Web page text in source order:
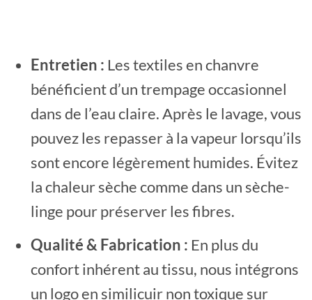
Entretien : Les textiles en chanvre
bénéficient d’un trempage occasionnel
dans de l’eau claire. Après le lavage, vous
pouvez les repasser à la vapeur lorsqu’ils
sont encore légèrement humides. Évitez
la chaleur sèche comme dans un sèche-
linge pour préserver les fibres.
Qualité & Fabrication : En plus du
confort inhérent au tissu, nous intégrons
un logo en similicuir non toxique sur